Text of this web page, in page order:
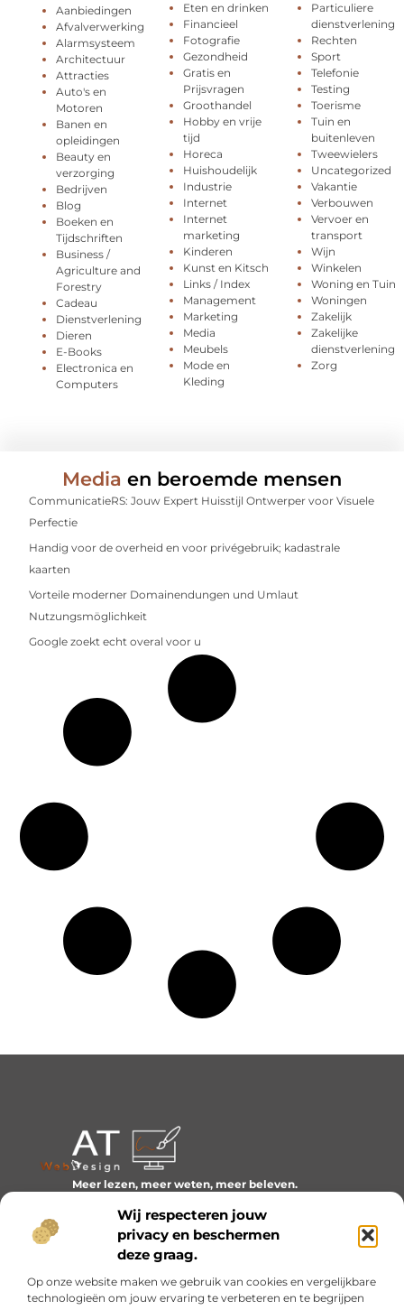
Wij respecteren jouw
privacy en beschermen
deze graag.
Op onze website maken we gebruik van cookies en vergelijkbare
technologieën om jouw ervaring te verbeteren en te begrijpen
Aanbiedingen
Afvalverwerking
Alarmsysteem
Architectuur
Attracties
Auto's en
Motoren
Banen en
opleidingen
Beauty en
verzorging
Bedrijven
Blog
Boeken en
Tijdschriften
Business /
Agriculture and
Forestry
Cadeau
Dienstverlening
Dieren
E-Books
Electronica en
Computers
Eten en drinken
Financieel
Fotografie
Gezondheid
Gratis en
Prijsvragen
Groothandel
Hobby en vrije
tijd
Horeca
Huishoudelijk
Industrie
Internet
Internet
marketing
Kinderen
Kunst en Kitsch
Links / Index
Management
Marketing
Media
Meubels
Mode en
Kleding
Particuliere
dienstverlening
Rechten
Sport
Telefonie
Testing
Toerisme
Tuin en
buitenleven
Tweewielers
Uncategorized
Vakantie
Verbouwen
Vervoer en
transport
Wijn
Winkelen
Woning en Tuin
Woningen
Zakelijk
Zakelijke
dienstverlening
Zorg
Media en beroemde mensen
CommunicatieRS: Jouw Expert Huisstijl Ontwerper voor Visuele
Perfectie
Handig voor de overheid en voor privégebruik; kadastrale
kaarten
Vorteile moderner Domainendungen und Umlaut
Nutzungsmöglichkeit
Google zoekt echt overal voor u
Meer lezen, meer weten, meer beleven.
het dagelijks leven boeiend maakt.
Bericht categorie